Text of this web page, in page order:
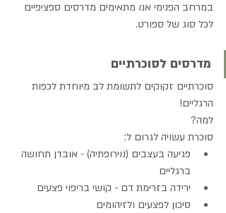
במרחב הפנימי אנו מתאימים מדרסים ספציפיים
לכל סוג של ספורט.
מדרסים לסוכרתיים
סוכרתיים זקוקים לתשומת לב מיוחדת לכפות
הרגליים!
למה?
סוכרת עשויה לגרום ל:
פגיעה בעצבים (נוירופתיה) - אובדן תחושה
ברגליים
ירידה בזרימת דם - קושי בריפוי פצעים
סיכון לפצעים ולזיהומים